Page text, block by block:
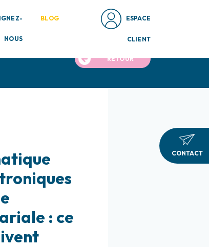
NOUS
BLOG ESPACE
CLIENT
RETOUR
: ce
CONTACT